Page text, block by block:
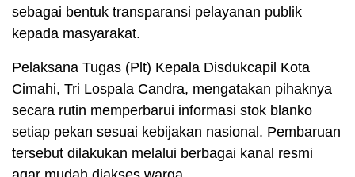
sebagai bentuk transparansi pelayanan publik
kepada masyarakat.
Pelaksana Tugas (Plt) Kepala Disdukcapil Kota
Cimahi, Tri Lospala Candra, mengatakan pihaknya
secara rutin memperbarui informasi stok blanko
setiap pekan sesuai kebijakan nasional. Pembaruan
tersebut dilakukan melalui berbagai kanal resmi